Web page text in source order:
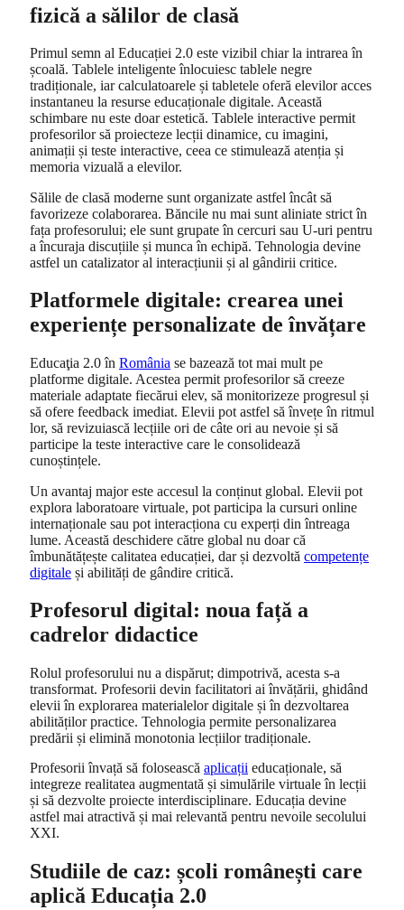
fizică a sălilor de clasă
Primul semn al Educației 2.0 este vizibil chiar la intrarea în
școală. Tablele inteligente înlocuiesc tablele negre
tradiționale, iar calculatoarele și tabletele oferă elevilor acces
instantaneu la resurse educaționale digitale. Această
schimbare nu este doar estetică. Tablele interactive permit
profesorilor să proiecteze lecții dinamice, cu imagini,
animații și teste interactive, ceea ce stimulează atenția și
memoria vizuală a elevilor.
Sălile de clasă moderne sunt organizate astfel încât să
favorizeze colaborarea. Băncile nu mai sunt aliniate strict în
fața profesorului; ele sunt grupate în cercuri sau U-uri pentru
a încuraja discuțiile și munca în echipă. Tehnologia devine
astfel un catalizator al interacțiunii și al gândirii critice.
Platformele digitale: crearea unei
experiențe personalizate de învățare
Educaţia 2.0 în România se bazează tot mai mult pe
platforme digitale. Acestea permit profesorilor să creeze
materiale adaptate fiecărui elev, să monitorizeze progresul și
să ofere feedback imediat. Elevii pot astfel să învețe în ritmul
lor, să revizuiască lecțiile ori de câte ori au nevoie și să
participe la teste interactive care le consolidează
cunoștințele.
Un avantaj major este accesul la conținut global. Elevii pot
explora laboratoare virtuale, pot participa la cursuri online
internaționale sau pot interacționa cu experți din întreaga
lume. Această deschidere către global nu doar că
îmbunătățește calitatea educației, dar și dezvoltă competențe
digitale și abilități de gândire critică.
Profesorul digital: noua față a
cadrelor didactice
Rolul profesorului nu a dispărut; dimpotrivă, acesta s-a
transformat. Profesorii devin facilitatori ai învățării, ghidând
elevii în explorarea materialelor digitale și în dezvoltarea
abilităților practice. Tehnologia permite personalizarea
predării și elimină monotonia lecțiilor tradiționale.
Profesorii învață să folosească aplicații educaționale, să
integreze realitatea augmentată și simulările virtuale în lecții
și să dezvolte proiecte interdisciplinare. Educația devine
astfel mai atractivă și mai relevantă pentru nevoile secolului
XXI.
Studiile de caz: școli românești care
aplică Educația 2.0